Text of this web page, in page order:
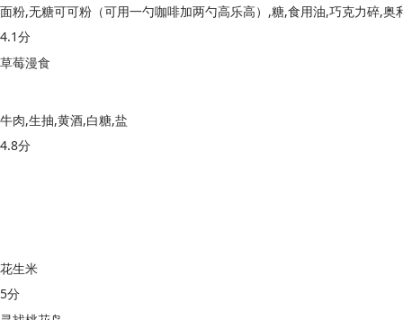
4.1分
草莓漫食
牛肉,生抽,黄酒,白糖,盐
4.8分
花生米
5分